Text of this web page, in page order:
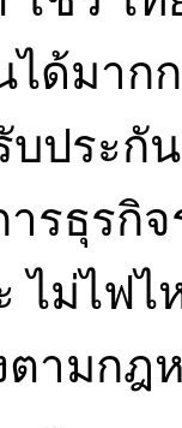
ด้มาก
ประกั
รธุรกิ
ไม่ไฟ
ตามกฎ